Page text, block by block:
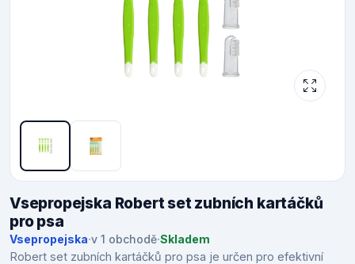
Vsepropejska Robert set zubních kartáčků
pro psa
Vsepropejska·v 1 obchodě·Skladem
Robert set zubních kartáčků pro psa je určen pro efektivní